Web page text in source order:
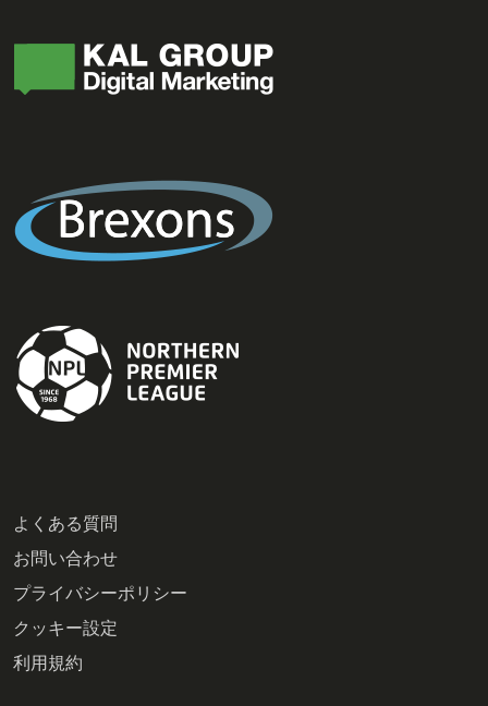
よくある質問
お問い合わせ
プライバシーポリシー
クッキー設定
利用規約